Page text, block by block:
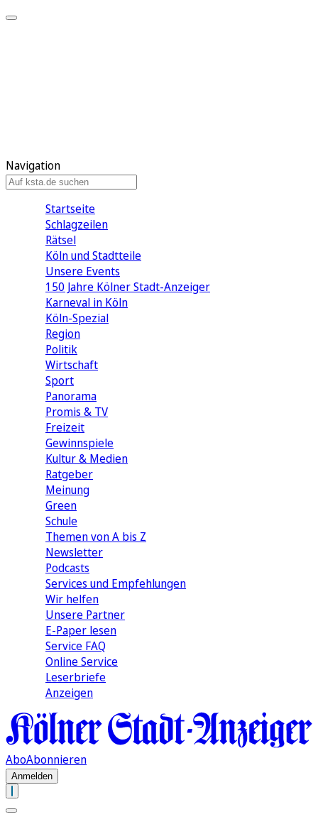
Navigation
Startseite
Schlagzeilen
Rätsel
Köln und Stadtteile
Unsere Events
150 Jahre Kölner Stadt-Anzeiger
Karneval in Köln
Köln-Spezial
Region
Politik
Wirtschaft
Sport
Panorama
Promis & TV
Freizeit
Gewinnspiele
Kultur & Medien
Ratgeber
Meinung
Green
Schule
Themen von A bis Z
Newsletter
Podcasts
Services und Empfehlungen
Wir helfen
Unsere Partner
E-Paper lesen
Service FAQ
Online Service
Leserbriefe
Anzeigen
AboAbonnieren
Anmelden